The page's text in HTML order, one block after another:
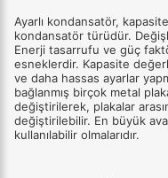
Ayarlı kondansatör,
kondansatör türüdür.
Enerji tasarrufu ve güç
esneklerdir. Kapasite
ve daha hassas ayarlar
bağlanmış birçok metal
değiştirilerek, plakalar
değiştirilebilir. En büyük
kullanılabilir olmalarıdır.